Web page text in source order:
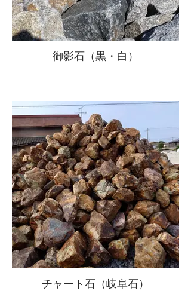
御影石（黒・白）
チャート石（岐阜石）